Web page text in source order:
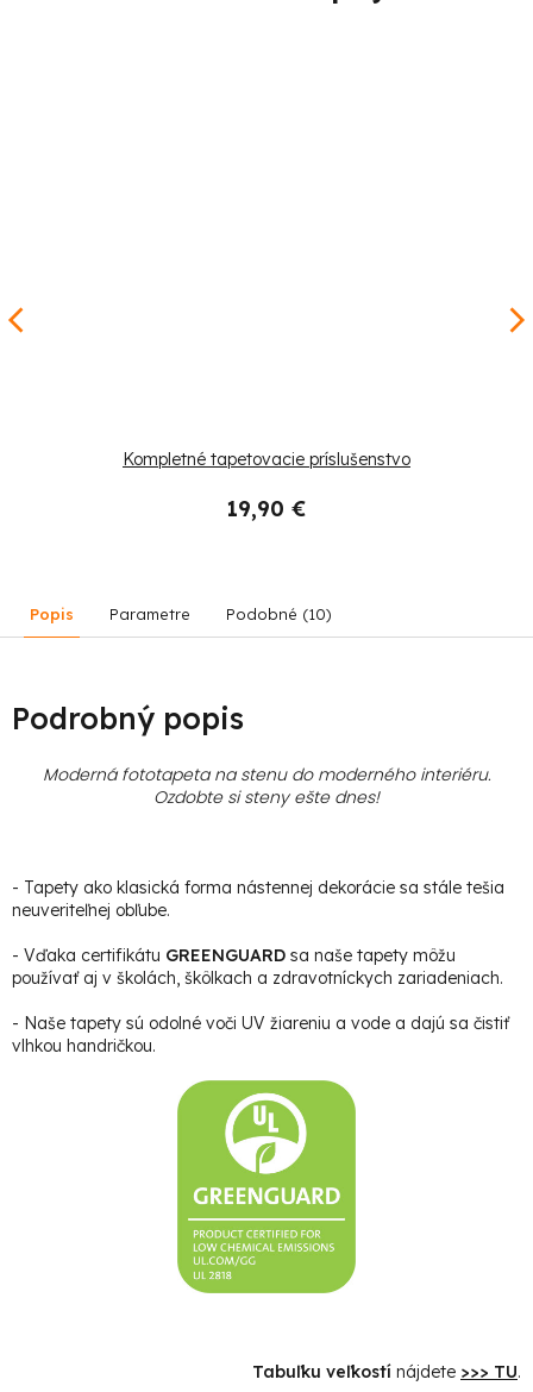
Kompletné tapetovacie príslušenstvo
19,90 €
Popis Parametre Podobné (10)
Podrobný popis
Moderná fototapeta na stenu do moderného interiéru.
Ozdobte si steny ešte dnes!
- Tapety ako klasická forma nástennej dekorácie sa stále tešia
neuveriteľnej obľube.
- Vďaka certifikátu GREENGUARD sa naše tapety môžu
používať aj v školách, škôlkach a zdravotníckych zariadeniach.
- Naše tapety sú odolné voči UV žiareniu a vode a dajú sa čistiť
vlhkou handričkou.
Tabuľku veľkostí nájdete >>> TU.